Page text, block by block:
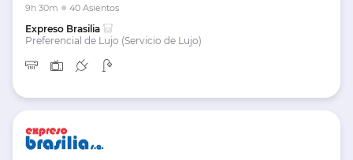
9h 30m 40 Asientos
Expreso Brasilia
Preferencial de Lujo (Servicio de Lujo)